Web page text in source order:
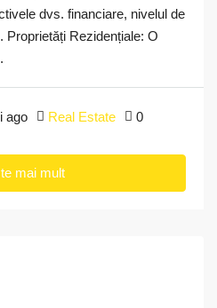
dvs. financiare, nivelul de
Rezidențiale: O
ago Real Estate 0
mai mult